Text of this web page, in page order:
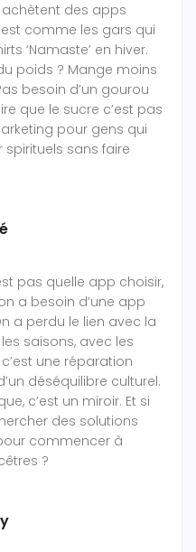
achètent des apps
comme les gars qui
‘Namaste’ en hiver.
poids ? Mange moins
besoin d’un gourou
que le sucre c’est pas
pour gens qui
spirituels sans faire
pas quelle app choisir,
a besoin d’une app
a perdu le lien avec la
saisons, avec les
une réparation
déséquilibre culturel.
c’est un miroir. Et si
des solutions
commencer à
?